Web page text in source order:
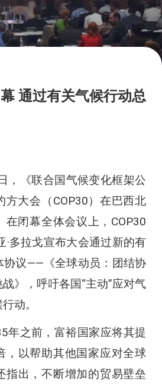
通过有关气候行动总
，《联合国气候变化框架公
方大会（COP30）在巴西北
在闭幕全体会议上，COP30
·多拉戈宣布大会通过新的有
协议——《全球动员：团结协
》，呼吁各国“主动”应对气
动。
年之前，富裕国家应将其提
，以帮助其他国家应对全球
指出，不断增加的贸易壁垒